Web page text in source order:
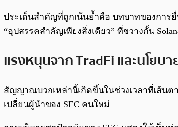
ประเด็นสำคัญที่ถูกเน้นย้ำคือ บทบาทของการ
“อุปสรรคสำคัญเพียงสิ่งเดียว” ที่ขวางกั้น
แรงหนุนจาก TradFi และนโยบ
สัญญาณบวกเหล่านี้เกิดขึ้นในช่วงเวลาที่เส้นตา
เปลี่ยนผู้นำของ SEC คนใหม่